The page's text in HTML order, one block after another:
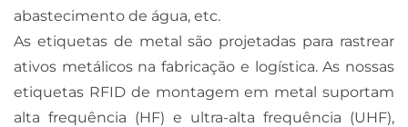
abastecimento de água, etc.
As etiquetas de metal são projetadas para rastrear
ativos metálicos na fabricação e logística. As nossas
etiquetas RFID de montagem em metal suportam
alta frequência (HF) e ultra-alta frequência (UHF),